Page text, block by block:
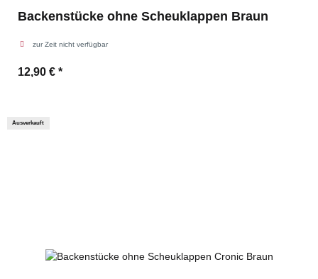
Backenstücke ohne Scheuklappen Braun
zur Zeit nicht verfügbar
12,90 € *
Ausverkauft